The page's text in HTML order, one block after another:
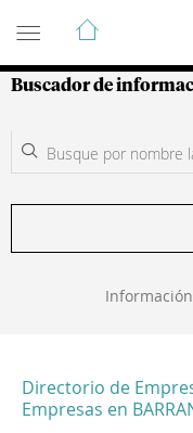
Guía de
Buscador de
Directorio de
Empresas en